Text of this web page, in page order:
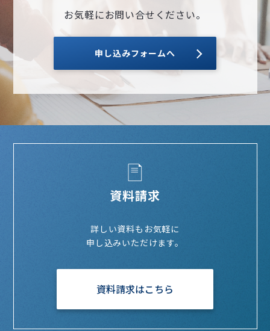
お気軽にお問い合せください。
申し込みフォームへ
資料請求
詳しい資料もお気軽に
申し込みいただけます。
資料請求はこちら